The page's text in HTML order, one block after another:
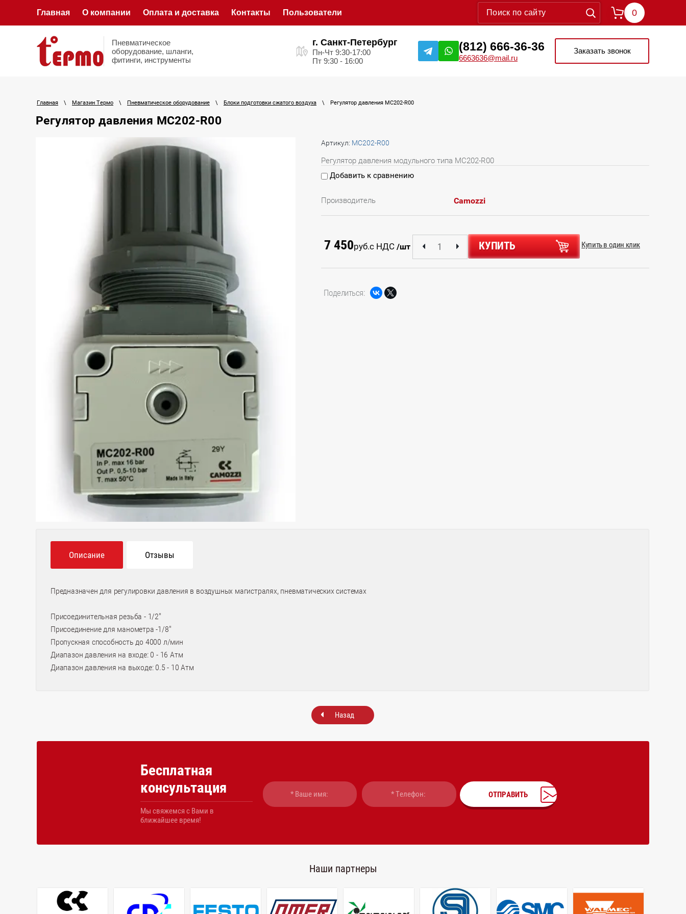
Главная О компании Оплата и доставка Контакты Пользователи 0
Пневматическое
оборудование, шланги,
фитинги, инструменты
г. Санкт-Петербург
Пн-Чт 9:30-17:00
Пт 9:30 - 16:00
(812) 666-36-36
6663636@mail.ru
Заказать звонок
Главная \ Магазин Термо \ Пневматическое оборудование \ Блоки подготовки сжатого воздуха \ Регулятор давления MC202-R00
Регулятор давления MC202-R00
Артикул: MC202-R00
Регулятор давления модульного типа MC202-R00
Добавить к сравнению
Производитель Camozzi
7 450руб.с НДС /шт КУПИТЬ Купить в один клик
Поделиться:
Описание Отзывы
Предназначен для регулировки давления в воздушных магистралях, пневматических системах
Присоединительная резьба - 1/2"
Присоединение для манометра -1/8"
Пропускная способность до 4000 л/мин
Диапазон давления на входе: 0 - 16 Атм
Диапазон давления на выходе: 0.5 - 10 Атм
Назад
Бесплатная
консультация
Мы свяжемся с Вами в
ближайшее время!
ОТПРАВИТЬ
Наши партнеры